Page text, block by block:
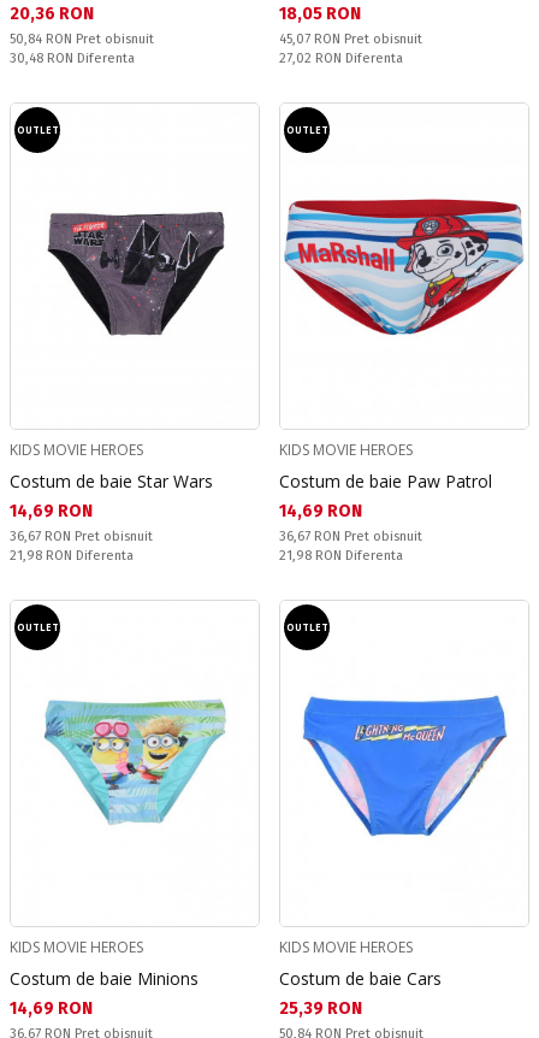
Текуща цена:
20,36 RON
Pret obisnuit:
50,84 RON Pret obisnuit
Спестявате:
30,48 RON Diferenta
Текуща цена:
18,05 RON
Pret obisnuit:
45,07 RON Pret obisnuit
Спестявате:
27,02 RON Diferenta
OUTLET
KIDS MOVIE HEROES
Costum de baie Star Wars
Текуща цена:
14,69 RON
Pret obisnuit:
36,67 RON Pret obisnuit
Спестявате:
21,98 RON Diferenta
OUTLET
KIDS MOVIE HEROES
Costum de baie Paw Patrol
Текуща цена:
14,69 RON
Pret obisnuit:
36,67 RON Pret obisnuit
Спестявате:
21,98 RON Diferenta
OUTLET
KIDS MOVIE HEROES
Costum de baie Minions
Текуща цена:
14,69 RON
Pret obisnuit:
36,67 RON Pret obisnuit
OUTLET
KIDS MOVIE HEROES
Costum de baie Cars
Текуща цена:
25,39 RON
Pret obisnuit:
50,84 RON Pret obisnuit